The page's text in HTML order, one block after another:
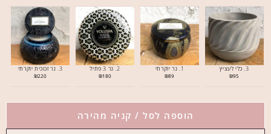
3. כלי לעציץ
₪95
1. נר יוקרתי
₪89
2. נר 3 פתיל
₪180
3. נר זכוכית יוקרתי
₪220
הוספה לסל / קניה מהירה